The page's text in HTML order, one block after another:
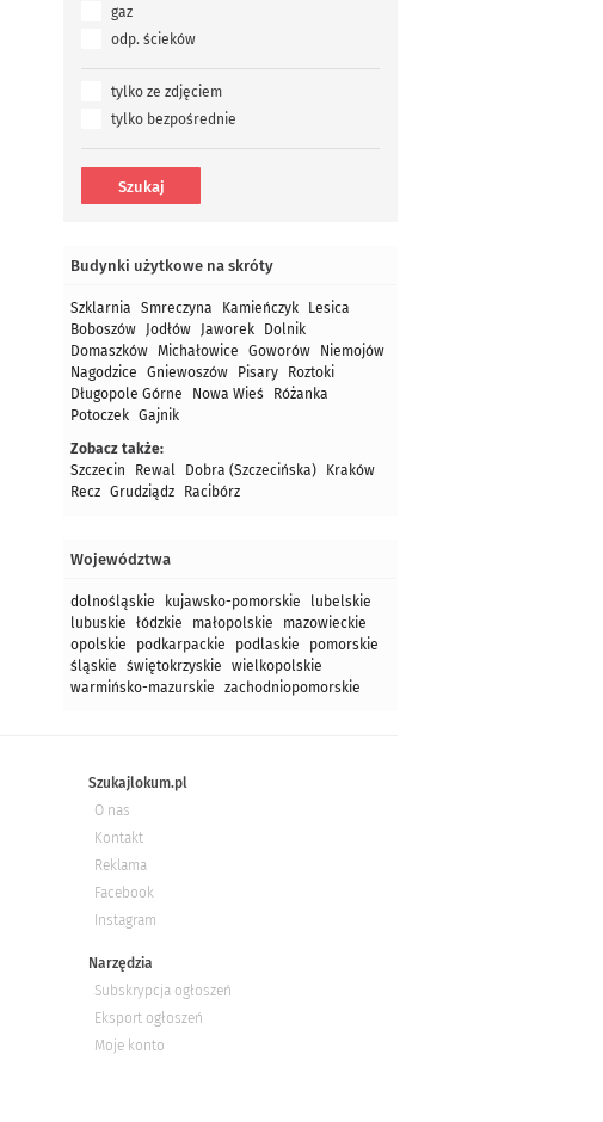
gaz
odp. ścieków
tylko ze zdjęciem
tylko bezpośrednie
Budynki użytkowe na skróty
Szklarnia Smreczyna Kamieńczyk
Lesica
Boboszów
Jodłów Jaworek
Dolnik
Domaszków Michałowice Goworów
Niemojów
Nagodzice
Gniewoszów Pisary
Roztoki
Długopole Górne
Nowa Wieś
Różanka
Potoczek Gajnik
Zobacz także:
Szczecin
Rewal Dobra (Szczecińska)
Kraków
Recz Grudziądz Racibórz
Województwa
dolnośląskie kujawsko-pomorskie
lubelskie
lubuskie
łódzkie małopolskie
mazowieckie
opolskie
podkarpackie podlaskie
pomorskie
śląskie
świętokrzyskie
wielkopolskie
warmińsko-mazurskie
zachodniopomorskie
Szukajlokum.pl
O nas
Kontakt
Reklama
Facebook
Instagram
Narzędzia
Subskrypcja ogłoszeń
Eksport ogłoszeń
Moje konto